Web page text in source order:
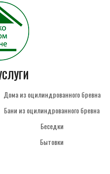
Дома из оцилиндрованного бревна
Бани из оцилиндрованного бревна
Беседки
Бытовки